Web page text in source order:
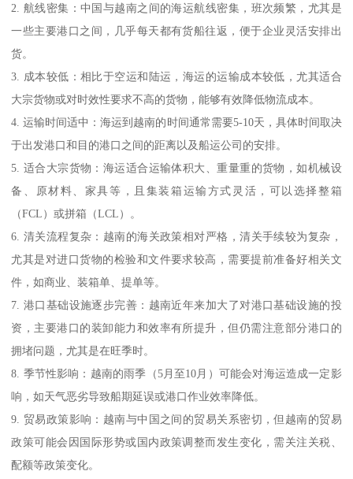
2. 航线密集：中国与越南之间的海运航线密集，班次频繁，尤其是
一些主要港口之间，几乎每天都有货船往返，便于企业灵活安排出
货。
3. 成本较低：相比于空运和陆运，海运的运输成本较低，尤其适合
大宗货物或对时效性要求不高的货物，能够有效降低物流成本。
4. 运输时间适中：海运到越南的时间通常需要5-10天，具体时间取决
于出发港口和目的港口之间的距离以及船运公司的安排。
5. 适合大宗货物：海运适合运输体积大、重量重的货物，如机械设
备、原材料、家具等，且集装箱运输方式灵活，可以选择整箱
（FCL）或拼箱（LCL）。
6. 清关流程复杂：越南的海关政策相对严格，清关手续较为复杂，
尤其是对进口货物的检验和文件要求较高，需要提前准备好相关文
件，如商业、装箱单、提单等。
7. 港口基础设施逐步完善：越南近年来加大了对港口基础设施的投
资，主要港口的装卸能力和效率有所提升，但仍需注意部分港口的
拥堵问题，尤其是在旺季时。
8. 季节性影响：越南的雨季（5月至10月）可能会对海运造成一定影
响，如天气恶劣导致船期延误或港口作业效率降低。
9. 贸易政策影响：越南与中国之间的贸易关系密切，但越南的贸易
政策可能会因国际形势或国内政策调整而发生变化，需关注关税、
配额等政策变化。